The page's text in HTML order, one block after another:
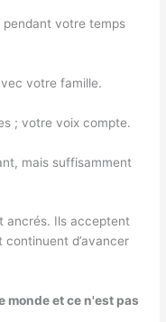
pendant votre temps
votre famille.
; votre voix compte.
mais suffisamment
ancrés. Ils acceptent
continuent d’avancer
monde et ce n'est pas